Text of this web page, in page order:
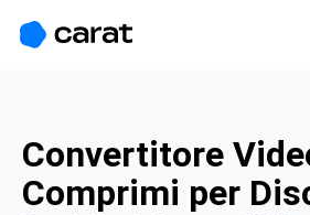
Convertitore
Comprimi per